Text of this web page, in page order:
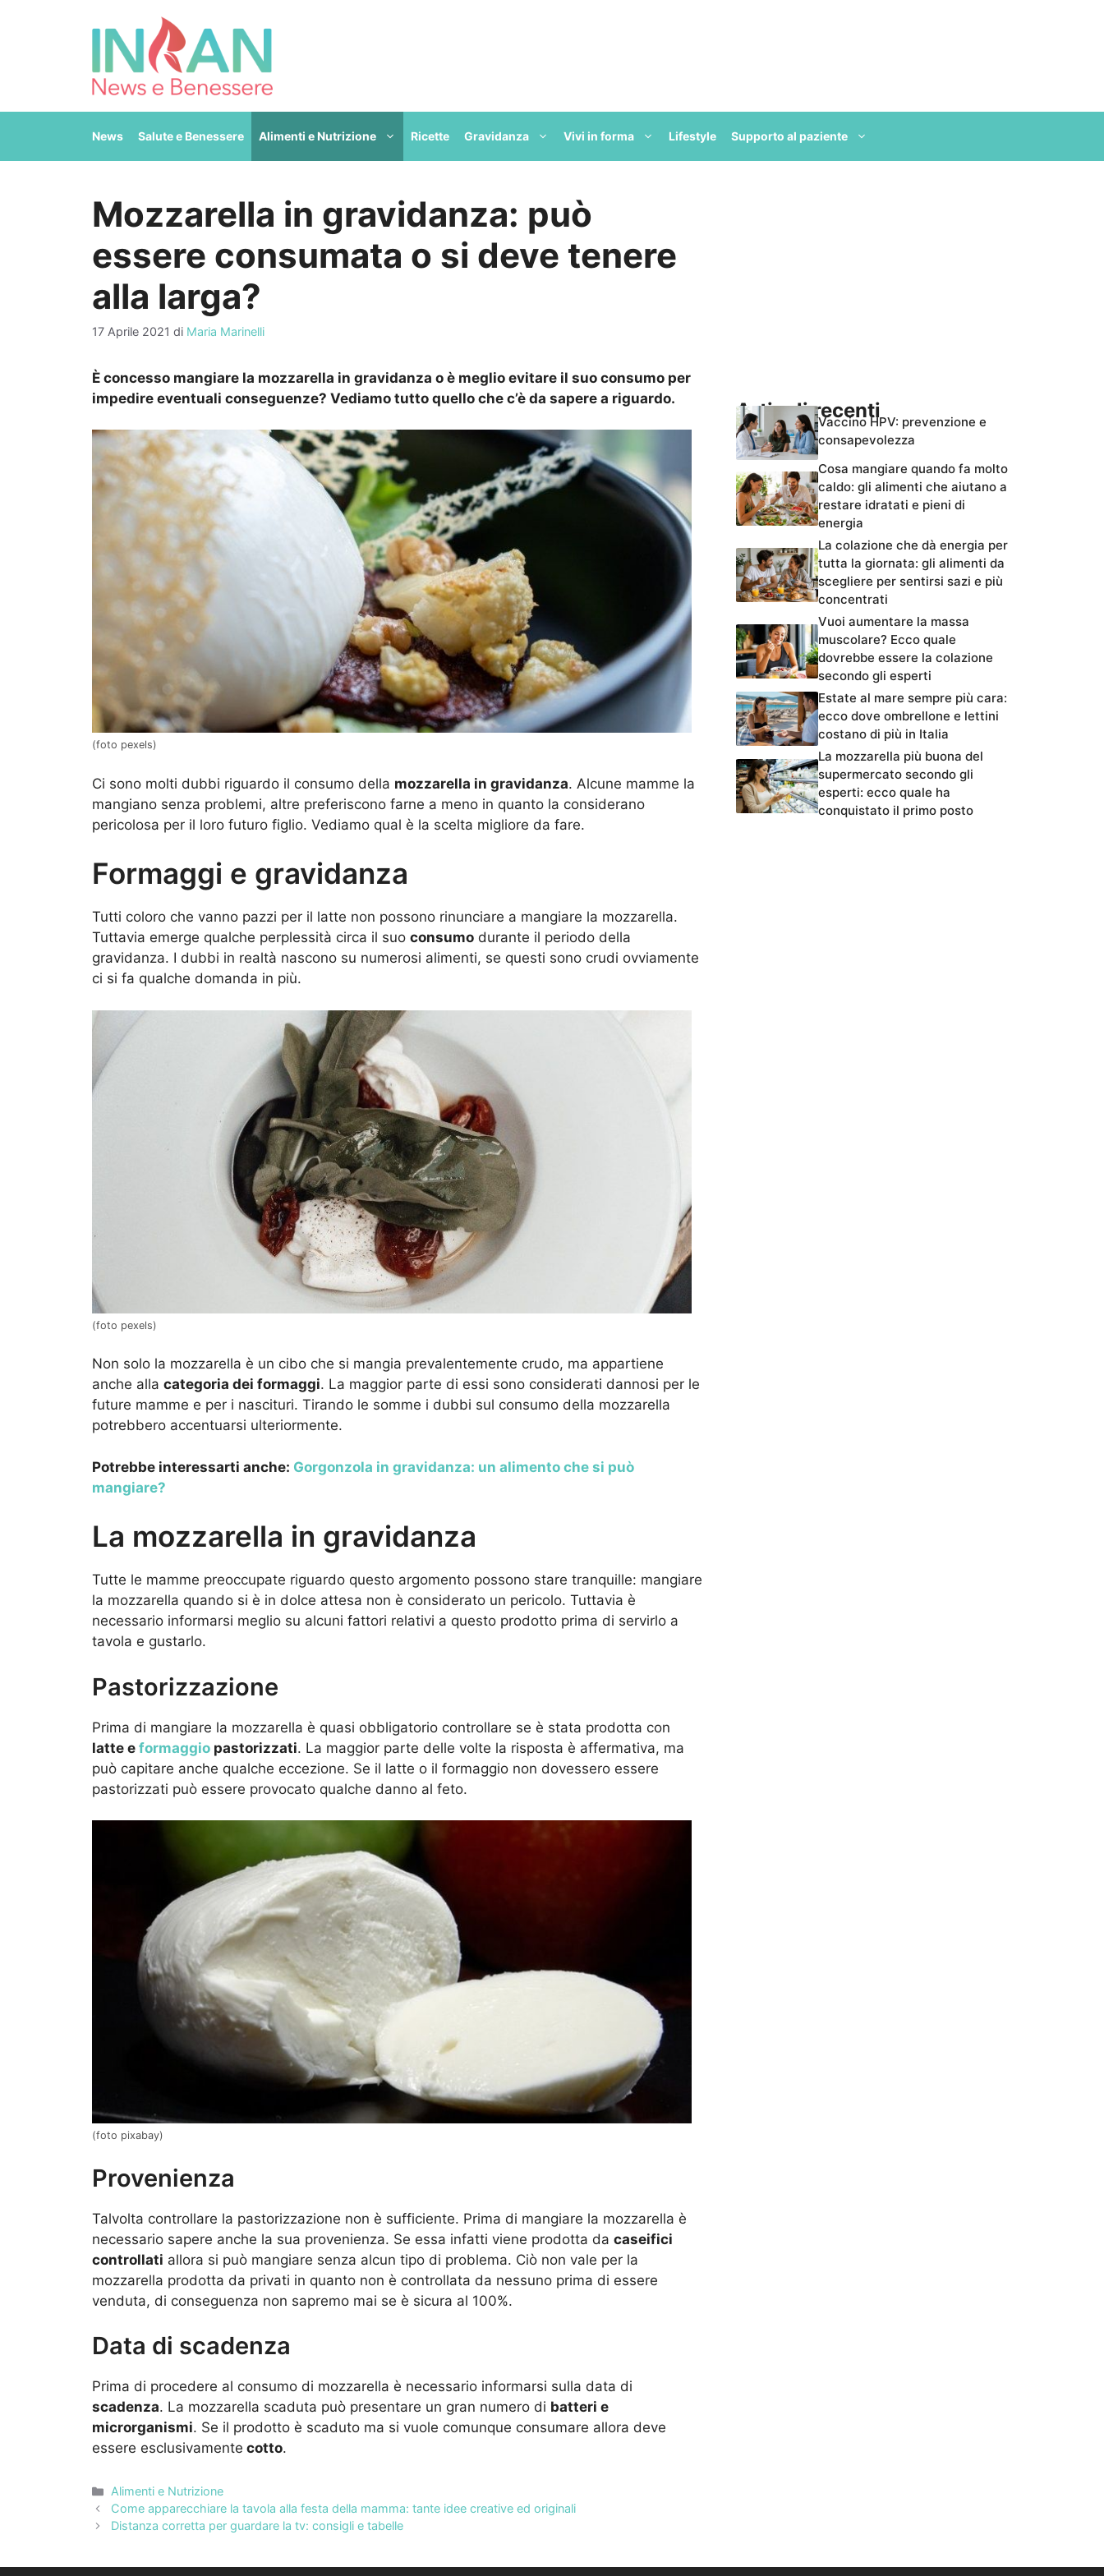
News Salute e Benessere Alimenti e Nutrizione Ricette Gravidanza Vivi in forma Lifestyle Supporto al paziente
Mozzarella in gravidanza: può
essere consumata o si deve tenere
alla larga?
17 Aprile 2021 di Maria Marinelli
È concesso mangiare la mozzarella in gravidanza o è meglio evitare il suo consumo per
impedire eventuali conseguenze? Vediamo tutto quello che c’è da sapere a riguardo.
(foto pexels)
Ci sono molti dubbi riguardo il consumo della mozzarella in gravidanza. Alcune mamme la
mangiano senza problemi, altre preferiscono farne a meno in quanto la considerano
pericolosa per il loro futuro figlio. Vediamo qual è la scelta migliore da fare.
Formaggi e gravidanza
Tutti coloro che vanno pazzi per il latte non possono rinunciare a mangiare la mozzarella.
Tuttavia emerge qualche perplessità circa il suo consumo durante il periodo della
gravidanza. I dubbi in realtà nascono su numerosi alimenti, se questi sono crudi ovviamente
ci si fa qualche domanda in più.
(foto pexels)
Non solo la mozzarella è un cibo che si mangia prevalentemente crudo, ma appartiene
anche alla categoria dei formaggi. La maggior parte di essi sono considerati dannosi per le
future mamme e per i nascituri. Tirando le somme i dubbi sul consumo della mozzarella
potrebbero accentuarsi ulteriormente.
Potrebbe interessarti anche: Gorgonzola in gravidanza: un alimento che si può
mangiare?
La mozzarella in gravidanza
Tutte le mamme preoccupate riguardo questo argomento possono stare tranquille: mangiare
la mozzarella quando si è in dolce attesa non è considerato un pericolo. Tuttavia è
necessario informarsi meglio su alcuni fattori relativi a questo prodotto prima di servirlo a
tavola e gustarlo.
Pastorizzazione
Prima di mangiare la mozzarella è quasi obbligatorio controllare se è stata prodotta con
latte e formaggio pastorizzati. La maggior parte delle volte la risposta è affermativa, ma
può capitare anche qualche eccezione. Se il latte o il formaggio non dovessero essere
pastorizzati può essere provocato qualche danno al feto.
(foto pixabay)
Provenienza
Talvolta controllare la pastorizzazione non è sufficiente. Prima di mangiare la mozzarella è
necessario sapere anche la sua provenienza. Se essa infatti viene prodotta da caseifici
controllati allora si può mangiare senza alcun tipo di problema. Ciò non vale per la
mozzarella prodotta da privati in quanto non è controllata da nessuno prima di essere
venduta, di conseguenza non sapremo mai se è sicura al 100%.
Data di scadenza
Prima di procedere al consumo di mozzarella è necessario informarsi sulla data di
scadenza. La mozzarella scaduta può presentare un gran numero di batteri e
microrganismi. Se il prodotto è scaduto ma si vuole comunque consumare allora deve
essere esclusivamente cotto.
Categorie
Alimenti e Nutrizione
Come apparecchiare la tavola alla festa della mamma: tante idee creative ed originali
Distanza corretta per guardare la tv: consigli e tabelle
Articoli recentiVaccino HPV: prevenzione e
consapevolezza
Cosa mangiare quando fa molto
caldo: gli alimenti che aiutano a
restare idratati e pieni di
energia
La colazione che dà energia per
tutta la giornata: gli alimenti da
scegliere per sentirsi sazi e più
concentrati
Vuoi aumentare la massa
muscolare? Ecco quale
dovrebbe essere la colazione
secondo gli esperti
Estate al mare sempre più cara:
ecco dove ombrellone e lettini
costano di più in Italia
La mozzarella più buona del
supermercato secondo gli
esperti: ecco quale ha
conquistato il primo posto